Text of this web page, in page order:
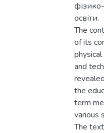
освіти.
The
of its
and
the
term
various
The